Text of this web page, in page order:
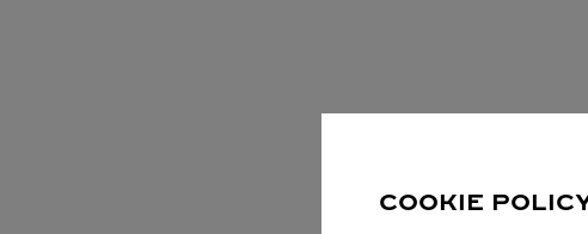
COOKIE